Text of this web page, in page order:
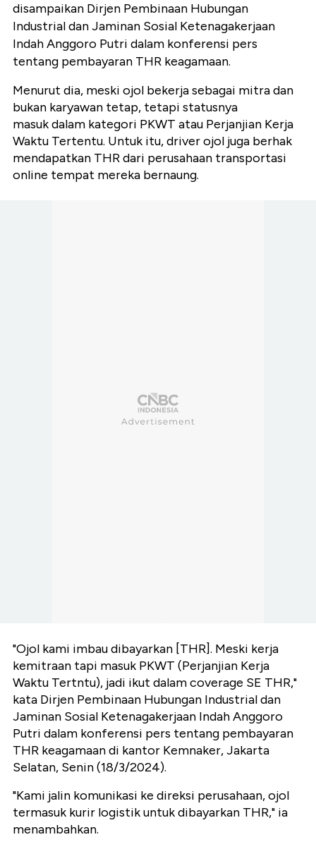
disampaikan Dirjen Pembinaan Hubungan
Industrial dan Jaminan Sosial Ketenagakerjaan
Indah Anggoro Putri dalam konferensi pers
tentang pembayaran THR keagamaan.
Menurut dia, meski ojol bekerja sebagai mitra dan
bukan karyawan tetap, tetapi statusnya
masuk dalam kategori PKWT atau Perjanjian Kerja
Waktu Tertentu. Untuk itu, driver ojol juga berhak
mendapatkan THR dari perusahaan transportasi
online tempat mereka bernaung.
"Ojol kami imbau dibayarkan [THR]. Meski kerja
kemitraan tapi masuk PKWT (Perjanjian Kerja
Waktu Tertntu), jadi ikut dalam coverage SE THR,"
kata Dirjen Pembinaan Hubungan Industrial dan
Jaminan Sosial Ketenagakerjaan Indah Anggoro
Putri dalam konferensi pers tentang pembayaran
THR keagamaan di kantor Kemnaker, Jakarta
Selatan, Senin (18/3/2024).
"Kami jalin komunikasi ke direksi perusahaan, ojol
termasuk kurir logistik untuk dibayarkan THR," ia
menambahkan.